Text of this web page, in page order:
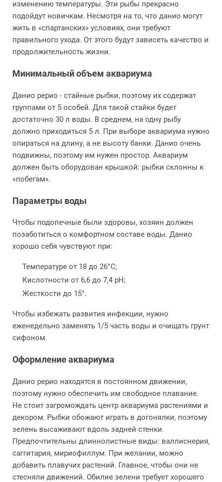
изменению температуры. Эти рыбы прекрасно
подойдут новичкам. Несмотря на то, что данио могут
жить в «спартанских» условиях, они требуют
правильного ухода. От этого будут зависеть качество и
продолжительность жизни.
Минимальный объем аквариума
Данио рерио - стайные рыбки, поэтому их содержат
группами от 5 особей. Для такой стайки будет
достаточно 30 л воды. В среднем, на одну рыбу
должно приходиться 5 л. При выборе аквариума нужно
опираться на длину, а не высоту банки. Данио очень
подвижны, поэтому им нужен простор. Аквариум
должен быть оборудован крышкой: рыбки склонны к
«побегам».
Параметры воды
Чтобы подопечные были здоровы, хозяин должен
позаботиться о комфортном составе воды. Данио
хорошо себя чувствуют при:
Температуре от 18 до 26°С;
Кислотности от 6,6 до 7,4 pH;
Жесткости до 15°.
Чтобы избежать развития инфекции, нужно
еженедельно заменять 1/5 часть воды и очищать грунт
сифоном.
Оформление аквариума
Данио рерио находятся в постоянном движении,
поэтому нужно обеспечить им свободное плавание.
Не стоит загромождать центр аквариума растениями и
декором. Рыбки обожают играть в догонялки, поэтому
зелень высаживают вдоль задней стенки.
Предпочтительны длиннолистные виды: валлиснерия,
саггитария, мириофиллум. При желании, можно
добавить плавучих растений. Главное, чтобы они не
стесняли движений. Обилие зелени требует хорошего